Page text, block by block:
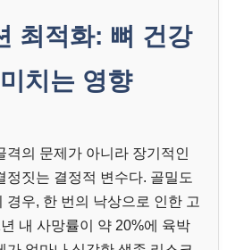
최적화: 뼈 건강
치는 영향
격의 문제가 아니라 장기적인
정짓는 결정적 변수다. 골밀도
경우, 한 번의 낙상으로 인한 고
내 사망률이 약 20%에 육박